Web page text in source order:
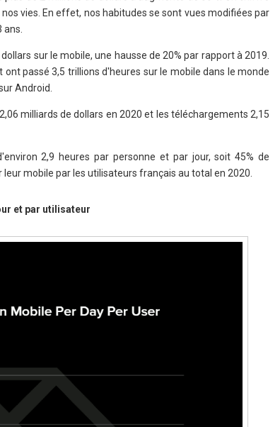
vies. En effet, nos habitudes se sont vues modifiées par
sur le mobile, une hausse de 20% par rapport à 2019.
passé 3,5 trillions d'heures sur le mobile dans le monde
Android.
milliards de dollars en 2020 et les téléchargements 2,15
2,9 heures par personne et par jour, soit 45% de
mobile par les utilisateurs français au total en 2020.
et par utilisateur